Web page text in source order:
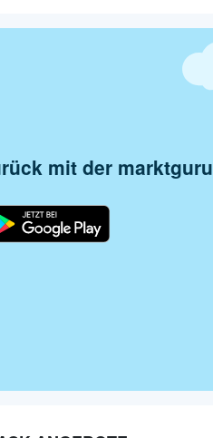
mit der marktguru